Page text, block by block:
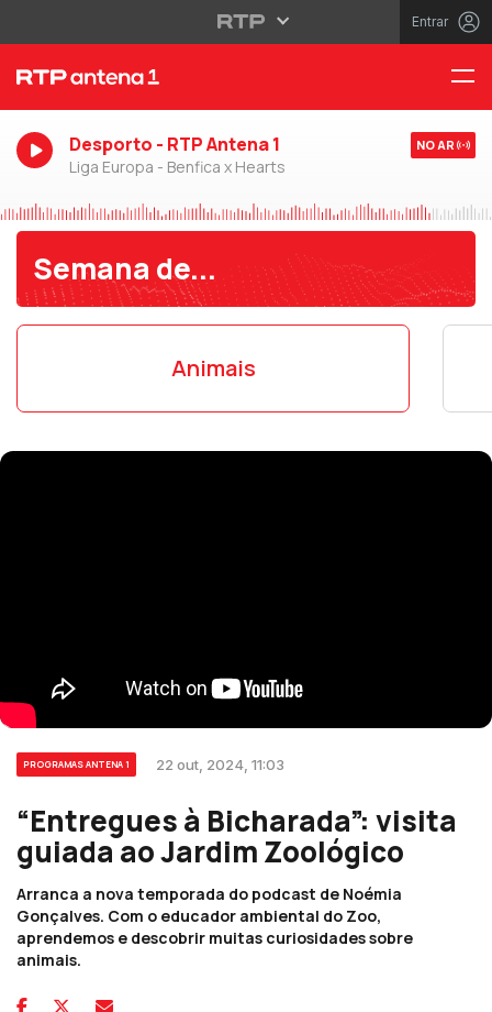
Entrar
Desporto - RTP Antena 1
Liga Europa - Benfica x Hearts
NO AR
Semana de...
Animais
PROGRAMAS ANTENA 1 22 out, 2024, 11:03
“Entregues à Bicharada”: visita
guiada ao Jardim Zoológico
Arranca a nova temporada do podcast de Noémia
Gonçalves. Com o educador ambiental do Zoo,
aprendemos e descobrir muitas curiosidades sobre
animais.